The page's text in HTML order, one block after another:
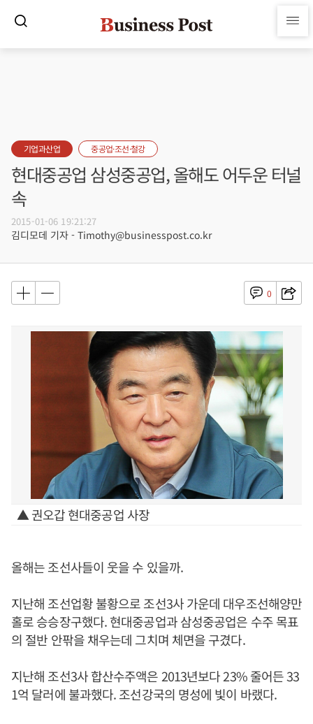
기업과산업 중공업·조선·철강
현대중공업 삼성중공업, 올해도 어두운 터널
속
2015-01-06 19:21:27
김디모데 기자 - Timothy@businesspost.co.kr
0
▲ 권오갑 현대중공업 사장
올해는 조선사들이 웃을 수 있을까.
지난해 조선업황 불황으로 조선3사 가운데 대우조선해양만
홀로 승승장구했다. 현대중공업과 삼성중공업은 수주 목표
의 절반 안팎을 채우는데 그치며 체면을 구겼다.
지난해 조선3사 합산수주액은 2013년보다 23% 줄어든 33
1억 달러에 불과했다. 조선강국의 명성에 빛이 바랬다.